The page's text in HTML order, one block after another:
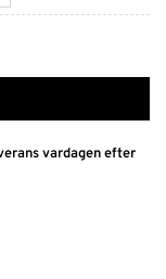
Pirat mängd
vardagen efter